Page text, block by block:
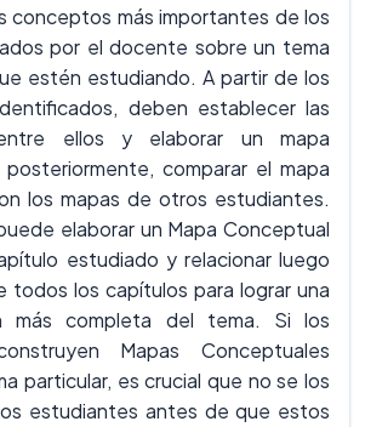
conceptos más importantes de los
por el docente sobre un tema
estén estudiando. A partir de los
deben establecer las
ellos y elaborar un mapa
comparar el mapa
los mapas de otros estudiantes.
elaborar un Mapa Conceptual
estudiado y relacionar luego
todos los capítulos para lograr una
más completa del tema. Si los
Mapas Conceptuales
particular, es crucial que no se los
estudiantes antes de que estos